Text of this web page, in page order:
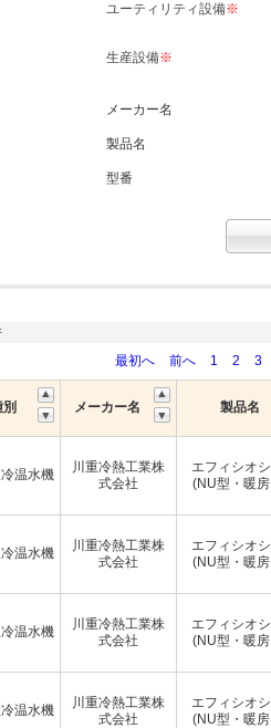
ユーティリティ設備※
生産設備※
メーカー名
製品名
型番
最初へ
前へ 1 2 3
メーカー名 製品名
温水機
川重冷熱工業株
式会社
エフィシオ
(NU型・暖
温水機
川重冷熱工業株
式会社
エフィシオ
(NU型・暖
温水機
川重冷熱工業株
式会社
エフィシオ
(NU型・暖
温水機
川重冷熱工業株
式会社
エフィシオ
(NU型・暖